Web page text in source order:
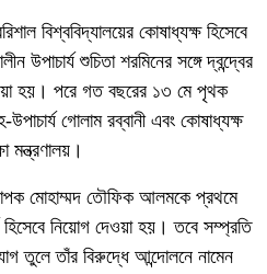
বিশ্ববিদ্যালয়ের কোষাধ্যক্ষ হিসেবে
উপাচার্য শুচিতা শরমিনের সঙ্গে দ্বন্দ্বের
হয়। পরে গত বছরের ১৩ মে পৃথক
গোলাম রব্বানী এবং কোষাধ্যক্ষ
মন্ত্রণালয়।
মোহাম্মদ তৌফিক আলমকে প্রথমে
হিসেবে নিয়োগ দেওয়া হয়। তবে সম্প্রতি
তুলে তাঁর বিরুদ্ধে আন্দোলনে নামেন